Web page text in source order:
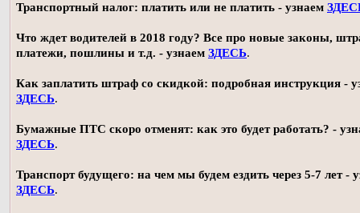
Транспортный налог: платить или не платить - узнаем
Что ждет водителей в 2018 году? Все про новые законы,
платежи, пошлины и т.д. - узнаем ЗДЕСЬ.
Как заплатить штраф со скидкой: подробная инструкция -
ЗДЕСЬ.
Бумажные ПТС скоро отменят: как это будет работать? -
ЗДЕСЬ.
Транспорт будущего: на чем мы будем ездить через 5-7 лет -
ЗДЕСЬ.